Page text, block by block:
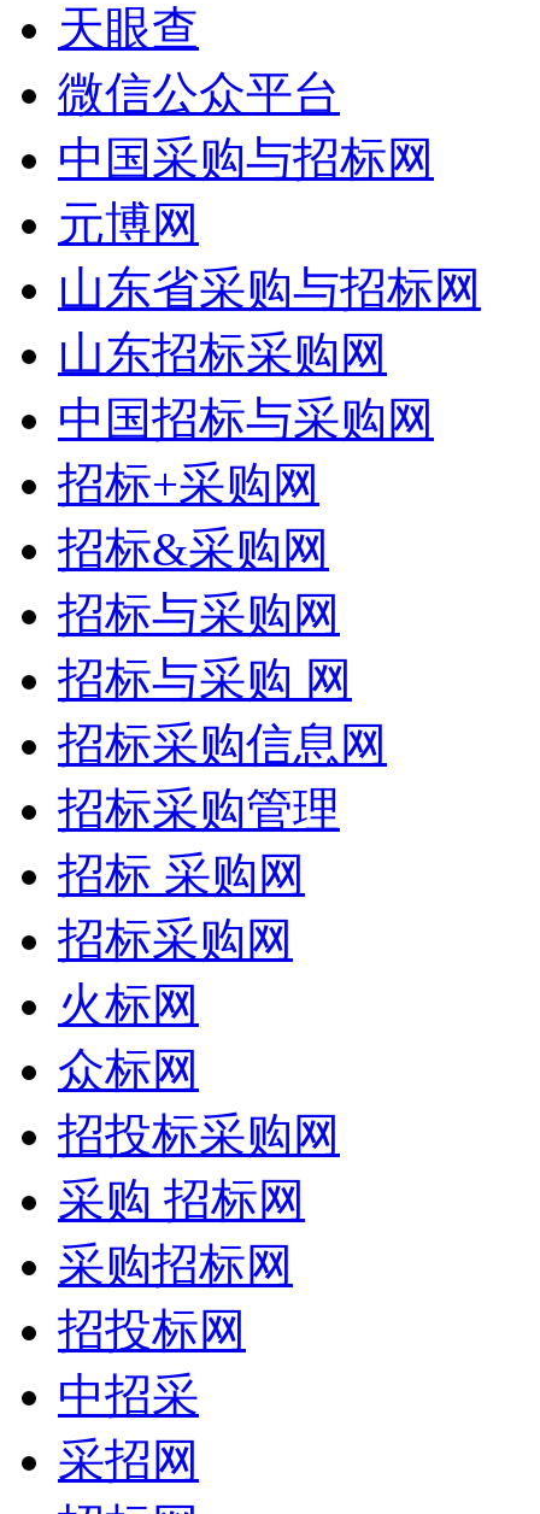
天眼查
微信公众平台
中国采购与招标网
元博网
山东省采购与招标网
山东招标采购网
中国招标与采购网
招标+采购网
招标&采购网
招标与采购网
招标与采购 网
招标采购信息网
招标采购管理
招标 采购网
招标采购网
火标网
众标网
招投标采购网
采购 招标网
采购招标网
招投标网
中招采
采招网